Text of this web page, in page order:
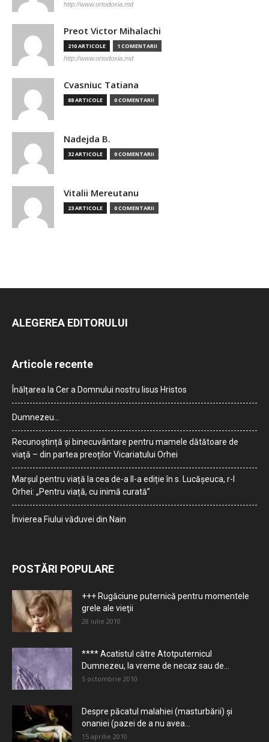
http://www.ortodoxia.md
Preot Victor Mihalachi
210 ARTICOLE 1 COMENTARII
http://www.ortodoxia.md
Cvasniuc Tatiana
88 ARTICOLE 0 COMENTARII
Nadejda B.
32 ARTICOLE 0 COMENTARII
Vitalii Mereutanu
23 ARTICOLE 0 COMENTARII
ALEGEREA EDITORULUI
Articole recente
Înălțarea la Cer a Domnului nostru Iisus Hristos
Dumnezeu…
Recunoștință și binecuvântare pentru mamele dătătoare de
viață – din partea preoților Vicariatului Orhei
Marșul pentru viață la cea de-a II-a ediție în s. Lucășeuca, r-l
Orhei: „Pentru viață, cu inimă curată”
Învierea Fiului văduvei din Nain
POSTĂRI POPULARE
+++ Rugăciune puternică pentru momentele
grele ale vieţii
28 iulie 2010
**** Acatistul către Atotputernicul
Dumnezeu, la vreme de necaz sau de...
5 octombrie 2010
Despre păcatul malahiei (masturbării) şi
onaniei (pazei de a nu avea...
15 aprilie 2010